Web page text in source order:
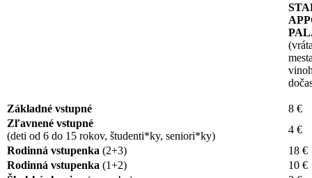
Základné vstupné
8 €
Zľavnené vstupné
(deti od 6 do 15 rokov, študenti*ky, seniori*ky)
4 €
Rodinná vstupenka (2+3)
18 €
Rodinná vstupenka (1+2)
10 €